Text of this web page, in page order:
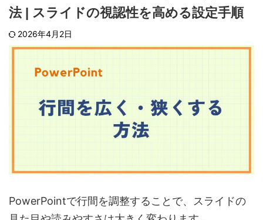
法 | スライドの視認性を高める設定手順
2026年4月2日
PowerPointで行間を調整することで、スライドの